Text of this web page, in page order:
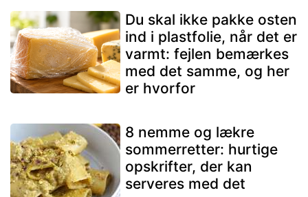
Du skal ikke pakke osten
ind i plastfolie, når det er
varmt: fejlen bemærkes
med det samme, og her
er hvorfor
8 nemme og lækre
sommerretter: hurtige
opskrifter, der kan
serveres med det